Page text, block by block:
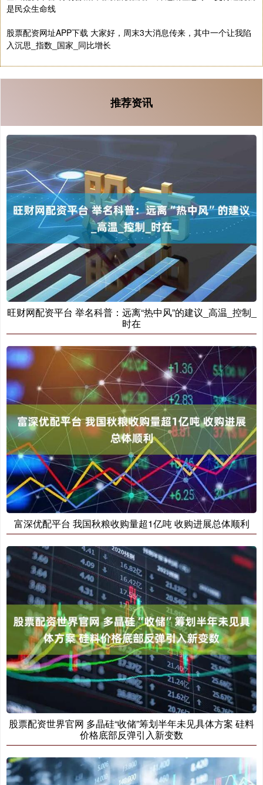
是民众生命线
股票配资网址APP下载 大家好，周末3大消息传来，其中一个让我陷
入沉思_指数_国家_同比增长
推荐资讯
旺财网配资平台 举名科普：远离“热中风”的建议_高温_控制_
时在
富深优配平台 我国秋粮收购量超1亿吨 收购进展总体顺利
股票配资世界官网 多晶硅“收储”筹划半年未见具体方案 硅料
价格底部反弹引入新变数